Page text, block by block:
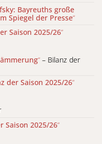
Bayreuths große
Spiegel der Presse“
Saison 2025/26“
“ – Bilanz der
der Saison 2025/26“
Saison 2025/26“